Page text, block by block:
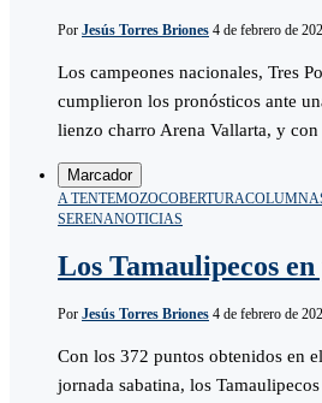
Por Jesús Torres Briones 4 de febrero de
Los campeones nacionales, Tres
cumplieron los pronósticos ante
lienzo charro Arena Vallarta, y
Marcador
A TENTEMOZOCOBERTURA
SERENANOTICIAS
Los Tamaulipecos
Por Jesús Torres Briones 4 de febrero de
Con los 372 puntos obtenidos en
jornada sabatina, los